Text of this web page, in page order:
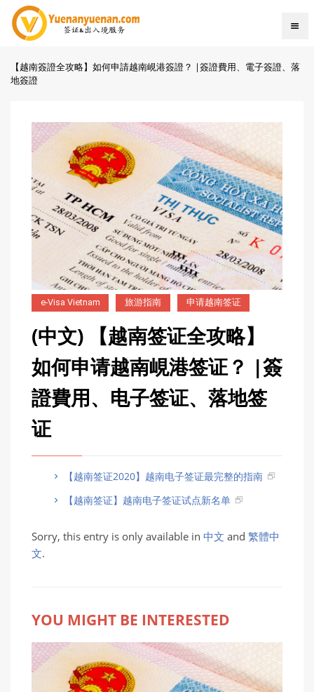
【越南簽證全攻略】如何申請越南峴港簽證？ |簽證費用、電子簽證、落
地簽證
e-Visa Vietnam 旅游指南 申请越南签证
(中文) 【越南签证全攻略】
如何申请越南峴港签证？ |簽
證費用、电子签证、落地签
证
【越南签证2020】越南电子签证最完整的指南
【越南签证】越南电子签证试点新名单
Sorry, this entry is only available in 中文 and 繁體中
文.
YOU MIGHT BE INTERESTED